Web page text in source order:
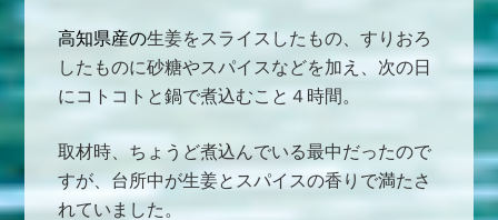
高知県産の生姜をスライスしたもの、すりおろ
したものに砂糖やスパイスなどを加え、次の日
にコトコトと鍋で煮込むこと４時間。
取材時、ちょうど煮込んでいる最中だったので
すが、台所中が生姜とスパイスの香りで満たさ
れていました。